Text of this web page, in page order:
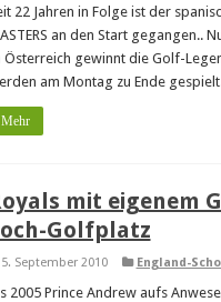
22 Jahren in Folge ist der
an den Start gegangen..
Österreich gewinnt die Golf-
am Montag zu Ende
Mehr
mit eigenem
Golfplatz
5. September 2010 England-
2005 Prince Andrew aufs